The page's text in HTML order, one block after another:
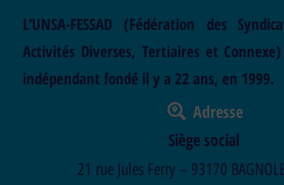
L’UNSA-FESSAD (Fédération des
Activités Diverses, Tertiaires et
indépendant fondé il y a 22 ans, en 1999.
Adresse
Siège social
21 rue Jules Ferry – 93170